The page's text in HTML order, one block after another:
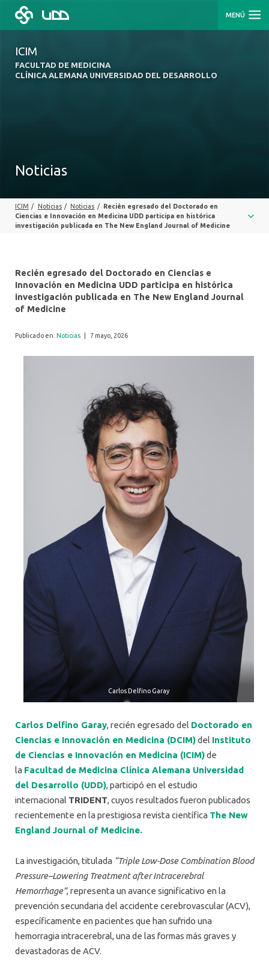
MENÚ
ICIM
FACULTAD DE MEDICINA
CLÍNICA ALEMANA UNIVERSIDAD DEL DESARROLLO
Noticias
ICIM / Noticias / Noticias /
Recién egresado del Doctorado en
Ciencias e Innovación en Medicina UDD participa en histórica
investigación publicada en The New England Journal of Medicine
Recién egresado del Doctorado en Ciencias e
Innovación en Medicina UDD participa en histórica
investigación publicada en The New England Journal
of Medicine
Publicado en: Noticias 7 mayo, 2026
Carlos Delfino Garay
Carlos Delfino Garay, recién egresado del Doctorado en
Ciencias e Innovación en Medicina (DCIM)del Instituto
de Ciencias e Innovación en Medicina (ICIM)de
la Facultad de Medicina Clínica Alemana Universidad
del Desarrollo (UDD), participó en el estudio
internacional TRIDENT, cuyos resultados fueron publicados
recientemente en la prestigiosa revista científica The New
England Journal of Medicine.
La investigación, titulada “Triple Low-Dose Combination Blood
Pressure–Lowering Treatment after Intracerebral
Hemorrhage”, representa un avance significativo en la
prevención secundaria del accidente cerebrovascular (ACV),
específicamente en pacientes que han sufrido una
hemorragia intracerebral, una de las formas más graves y
devastadoras de ACV.